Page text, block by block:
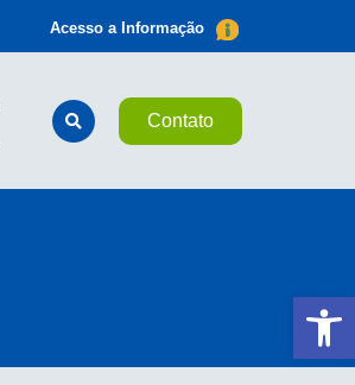
Acesso a Informação
Contato